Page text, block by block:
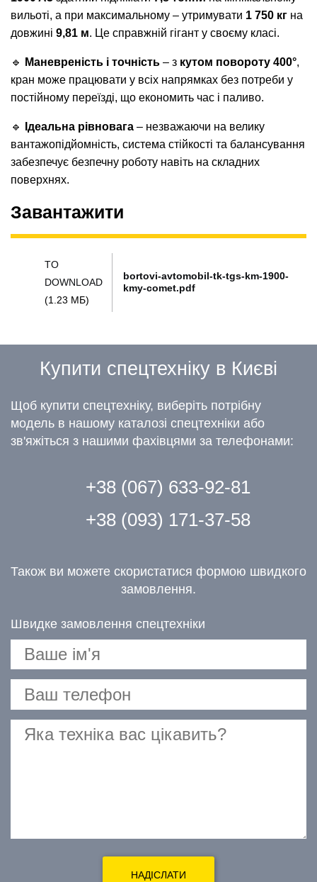
вильоті, а при максимальному – утримувати 1 750 кг на
довжині 9,81 м. Це справжній гігант у своєму класі.
🔹 Маневреність і точність – з кутом повороту 400°,
кран може працювати у всіх напрямках без потреби у
постійному переїзді, що економить час і паливо.
🔹 Ідеальна рівновага – незважаючи на велику
вантажопідйомність, система стійкості та балансування
забезпечує безпечну роботу навіть на складних
поверхнях.
Завантажити
TO
DOWNLOAD
(1.23 МБ)
bortovi-avtomobil-tk-tgs-km-1900-
kmy-comet.pdf
Купити спецтехніку в Києві
Щоб купити спецтехніку, виберіть потрібну
модель в нашому каталозі спецтехніки або
зв'яжіться з нашими фахівцями за телефонами:
+38 (067) 633-92-81
+38 (093) 171-37-58
Також ви можете скористатися формою швидкого
замовлення.
Швидке замовлення спецтехніки
НАДІСЛАТИ